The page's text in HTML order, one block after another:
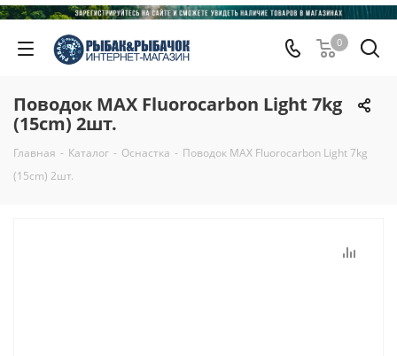
0
Поводок МАХ Fluorocarbon Light 7kg
(15cm) 2шт.
Главная - Каталог - Оснастка - Поводок МАХ Fluorocarbon Light 7kg
(15cm) 2шт.